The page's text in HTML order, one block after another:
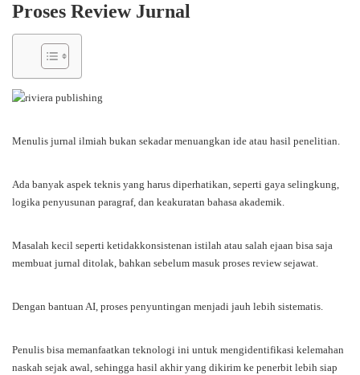
Proses Review Jurnal
Menulis jurnal ilmiah bukan sekadar menuangkan ide atau hasil penelitian.
Ada banyak aspek teknis yang harus diperhatikan, seperti gaya selingkung,
logika penyusunan paragraf, dan keakuratan bahasa akademik.
Masalah kecil seperti ketidakkonsistenan istilah atau salah ejaan bisa saja
membuat jurnal ditolak, bahkan sebelum masuk proses review sejawat.
Dengan bantuan AI, proses penyuntingan menjadi jauh lebih sistematis.
Penulis bisa memanfaatkan teknologi ini untuk mengidentifikasi kelemahan
naskah sejak awal, sehingga hasil akhir yang dikirim ke penerbit lebih siap